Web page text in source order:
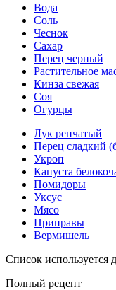
Вода
Соль
Чеснок
Сахар
Перец черный
Растительное
Кинза свежая
Соя
Огурцы
Лук репчатый
Перец сладкий
Укроп
Капуста
Помидоры
Уксус
Мясо
Приправы
Вермишель
Список используется
Полный рецепт